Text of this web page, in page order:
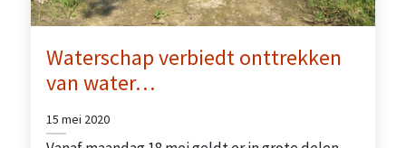
Waterschap verbiedt onttrekken
van water…
15 mei 2020